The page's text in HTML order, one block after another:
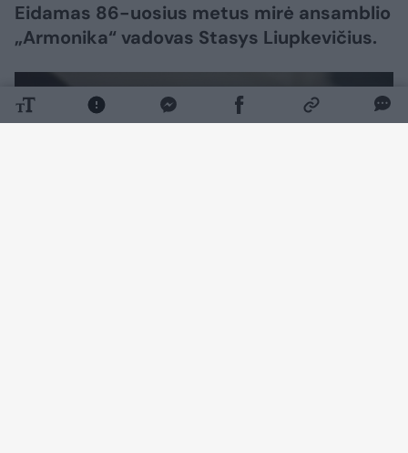
Eidamas 86-uosius metus mirė ansamblio
„Armonika“ vadovas Stasys Liupkevičius.